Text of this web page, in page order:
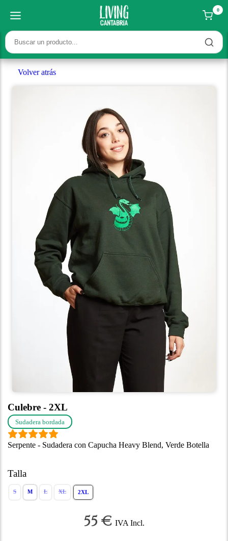
0
Volver atrás
Culebre - 2XL
Sudadera bordada
Serpente - Sudadera con Capucha Heavy Blend, Verde Botella
Talla
S M L XL 2XL
55 € IVA Incl.